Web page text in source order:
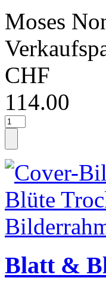
Moses
CHF
114.00
Blatt &